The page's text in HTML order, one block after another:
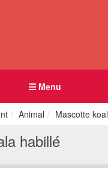
Menu
Animal Mascotte
habillé